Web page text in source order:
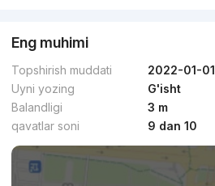
Eng muhimi
Topshirish muddati
2022-01-01
Uyni yozing
G'isht
Balandligi
3 m
qavatlar soni
9 dan 10